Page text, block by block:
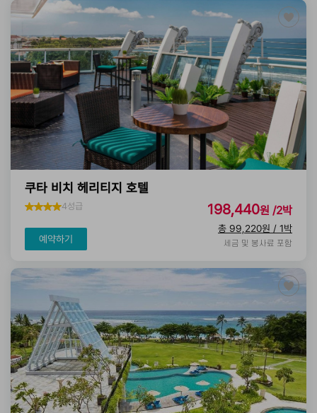
쿠타 비치 헤리티지 호텔
4성급
예약하기
198,440원 /2박
총 99,220원 / 1박
세금 및 봉사료 포함